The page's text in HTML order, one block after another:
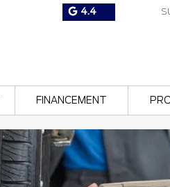
4.4
FINANCEMENT